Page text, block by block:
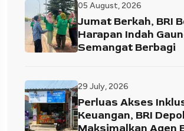
05 August, 2026
Jumat Berkah, BRI
Harapan Indah
Semangat Berbagi
29 July, 2026
Perluas Akses
Keuangan, BRI